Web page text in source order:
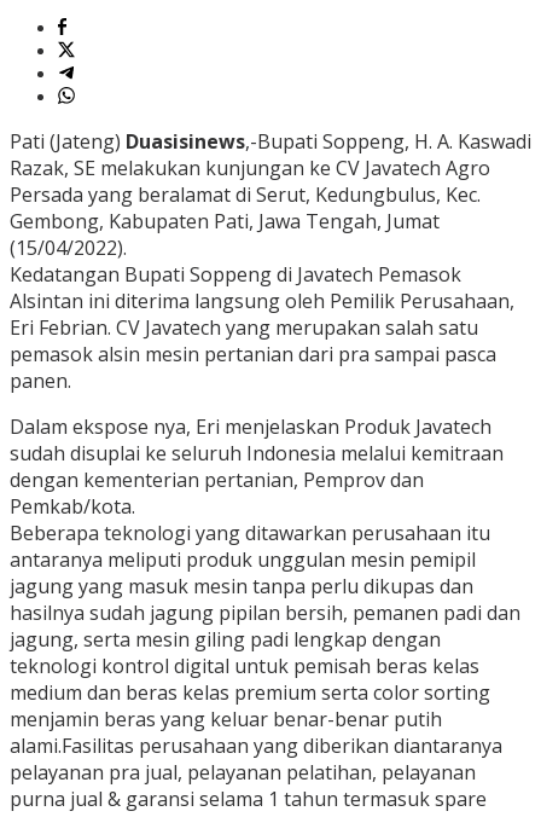
Pati (Jateng) Duasisinews,-Bupati Soppeng, H. A. Kaswadi
Razak, SE melakukan kunjungan ke CV Javatech Agro
Persada yang beralamat di Serut, Kedungbulus, Kec.
Gembong, Kabupaten Pati, Jawa Tengah, Jumat
(15/04/2022).
Kedatangan Bupati Soppeng di Javatech Pemasok
Alsintan ini diterima langsung oleh Pemilik Perusahaan,
Eri Febrian. CV Javatech yang merupakan salah satu
pemasok alsin mesin pertanian dari pra sampai pasca
panen.
Dalam ekspose nya, Eri menjelaskan Produk Javatech
sudah disuplai ke seluruh Indonesia melalui kemitraan
dengan kementerian pertanian, Pemprov dan
Pemkab/kota.
Beberapa teknologi yang ditawarkan perusahaan itu
antaranya meliputi produk unggulan mesin pemipil
jagung yang masuk mesin tanpa perlu dikupas dan
hasilnya sudah jagung pipilan bersih, pemanen padi dan
jagung, serta mesin giling padi lengkap dengan
teknologi kontrol digital untuk pemisah beras kelas
medium dan beras kelas premium serta color sorting
menjamin beras yang keluar benar-benar putih
alami.Fasilitas perusahaan yang diberikan diantaranya
pelayanan pra jual, pelayanan pelatihan, pelayanan
purna jual & garansi selama 1 tahun termasuk spare